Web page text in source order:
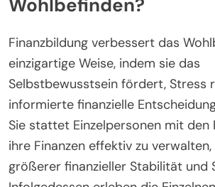
Wohlbefinden?
Finanzbildung verbessert das
einzigartige Weise, indem sie das
Selbstbewusstsein fördert, Stress
informierte finanzielle
Sie stattet Einzelpersonen mit den
ihre Finanzen effektiv zu verwalten,
größerer finanzieller Stabilität und